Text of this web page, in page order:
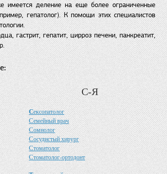
имеется деление на еще более ограниченные
гепатолог). К помощи этих специалистов
гастрит, гепатит, цирроз печени, панкреатит,
С-Я
Сексопатолог
Семейный врач
Сомнолог
Сосудистый хирург
Стоматолог
Стоматолог-ортодонт